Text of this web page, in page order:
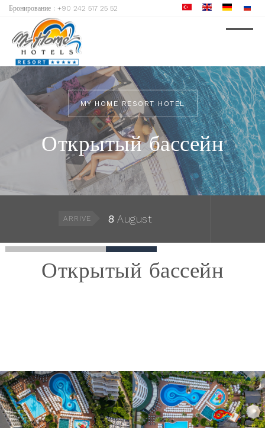
Бронирование : +90 242 517 25 52
MY HOME RESORT HOTEL
Открытый бассейн
ARRIVE 8 August
Открытый бассейн